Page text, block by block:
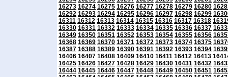
16273 16274 16275 16276 16277 16278 16279 16280
16292 16293 16294 16295 16296 16297 16298 16299
16311 16312 16313 16314 16315 16316 16317 16318
16330 16331 16332 16333 16334 16335 16336 16337
16349 16350 16351 16352 16353 16354 16355 16356
16368 16369 16370 16371 16372 16373 16374 16375
16387 16388 16389 16390 16391 16392 16393 16394
16406 16407 16408 16409 16410 16411 16412 16413
16425 16426 16427 16428 16429 16430 16431 16432
16444 16445 16446 16447 16448 16449 16450 16451